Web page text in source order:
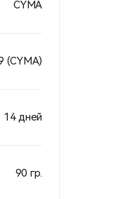
CYMA
(CYMA)
14 дней
90 гр.